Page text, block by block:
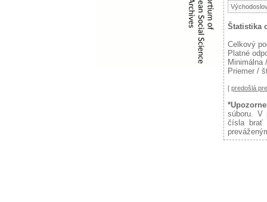
Štatistika
Celkový
Platné
Minimálna
Priemer /
[ predošlá
súboru. V
čísla brať